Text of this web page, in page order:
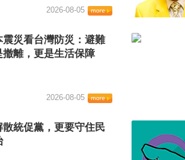
2026-08-05
震災看台灣防災：避難
撤離，更是生活保障
2026-08-05
散統促黨，更要守住民